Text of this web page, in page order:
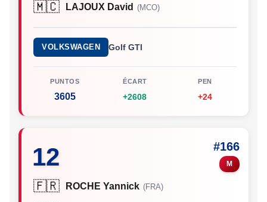
🇲🇨 LAJOUX David (MCO)
VOLKSWAGEN Golf GTI
PUNTOS
3605
ÉCART
+2608
PEN
+24
12 #166
M
🇫🇷 ROCHE Yannick (FRA)